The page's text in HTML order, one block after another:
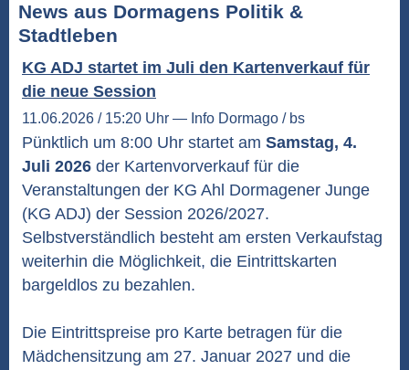
News aus Dormagens Politik &
Stadtleben
KG ADJ startet im Juli den Kartenverkauf für
die neue Session
11.06.2026 / 15:20 Uhr — Info Dormago / bs
Pünktlich um 8:00 Uhr startet am Samstag, 4.
Juli 2026 der Kartenvorverkauf für die
Veranstaltungen der KG Ahl Dormagener Junge
(KG ADJ) der Session 2026/2027.
Selbstverständlich besteht am ersten Verkaufstag
weiterhin die Möglichkeit, die Eintrittskarten
bargeldlos zu bezahlen.
Die Eintrittspreise pro Karte betragen für die
Mädchensitzung am 27. Januar 2027 und die